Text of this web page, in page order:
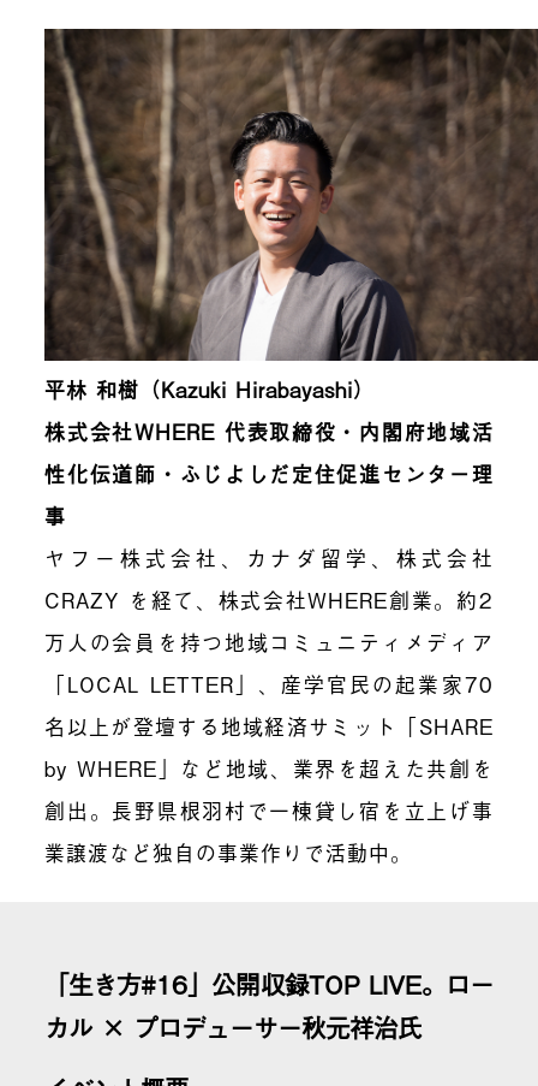
平林 和樹（Kazuki Hirabayashi）
株式会社WHERE 代表取締役・内閣府地域活
性化伝道師・ふじよしだ定住促進センター理
事
ヤフー株式会社、カナダ留学、株式会社
CRAZY を経て、株式会社WHERE創業。約2
万人の会員を持つ地域コミュニティメディア
「LOCAL LETTER」、産学官民の起業家70
名以上が登壇する地域経済サミット「SHARE
by WHERE」など地域、業界を超えた共創を
創出。長野県根羽村で一棟貸し宿を立上げ事
業譲渡など独自の事業作りで活動中。
「生き方#16」公開収録TOP LIVE。ロー
カル × プロデューサー秋元祥治氏